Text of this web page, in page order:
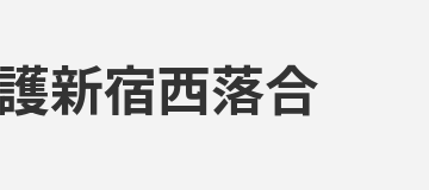
新宿西落合